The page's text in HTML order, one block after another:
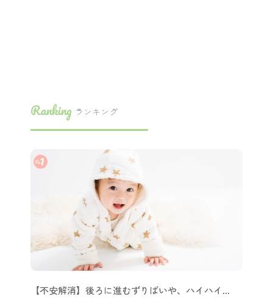
Ranking ランキング
【不安解消】後ろに進むずりばいや、ハイハイ…